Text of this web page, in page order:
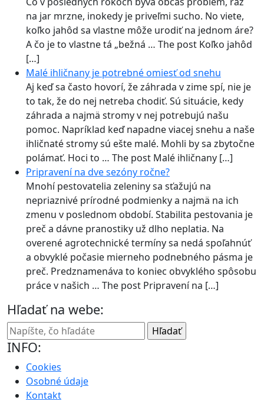
na jar mrzne, inokedy je priveľmi sucho. No viete,
koľko jahôd sa vlastne môže urodiť na jednom áre?
A čo je to vlastne tá „bežná … The post Koľko jahôd
[…]
Malé ihličnany je potrebné omiesť od snehu
Aj keď sa často hovorí, že záhrada v zime spí, nie je
to tak, že do nej netreba chodiť. Sú situácie, kedy
záhrada a najmä stromy v nej potrebujú našu
pomoc. Napríklad keď napadne viacej snehu a naše
ihličnaté stromy sú ešte malé. Mohli by sa zbytočne
polámať. Hoci to … The post Malé ihličnany […]
Pripravení na dve sezóny ročne?
Mnohí pestovatelia zeleniny sa sťažujú na
nepriaznivé prírodné podmienky a najmä na ich
zmenu v poslednom období. Stabilita pestovania je
preč a dávne pranostiky už dlho neplatia. Na
overené agrotechnické termíny sa nedá spoľahnúť
a obvyklé počasie mierneho podnebného pásma je
preč. Predznamenáva to koniec obvyklého spôsobu
práce v našich … The post Pripravení na […]
Hľadať na webe:
INFO:
Cookies
Osobné údaje
Kontakt